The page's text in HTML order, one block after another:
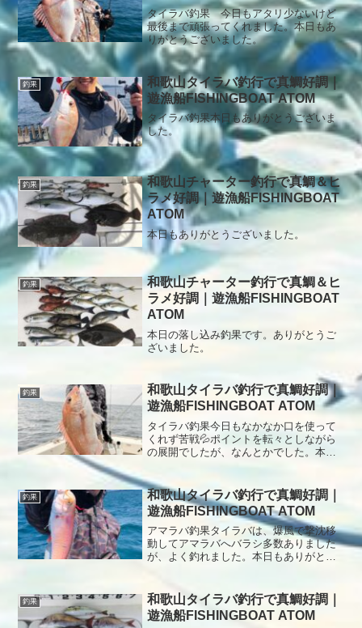
待ちしています。本日もありがとうござ
いました。
タイラバ釣果 今日もアタリ少ないけど
最後まで頑張ってくれました。本日もあ
りがとうございました。
釣果
和歌山タイラバ釣行で真鯛好調｜
遊漁船FISHINGBOAT ATOM
タイラバ釣果本日もありがとうございま
した。
釣果
和歌山チャーター釣行で真鯛＆ヒ
ラメ好調｜遊漁船FISHINGBOAT
ATOM
本日もありがとうございました。
釣果
和歌山チャーター釣行で真鯛＆ヒ
ラメ好調｜遊漁船FISHINGBOAT
ATOM
本日の落し込み釣果です。ありがとうご
ざいました。
釣果
和歌山タイラバ釣行で真鯛好調｜
遊漁船FISHINGBOAT ATOM
タイラバ釣果今日もなかなか口を使って
くれず苦戦💦ポイントを転々としながら
の展開でしたが、なんとかでした。本日
釣果
和歌山タイラバ釣行で真鯛好調｜
遊漁船FISHINGBOAT ATOM
アマラバ釣果タイラバは、爆風で撃沈移
動してアマラバへバラシ多数ありました
が、よく釣れました。本日もありがとう
釣果
和歌山タイラバ釣行で真鯛好調｜
遊漁船FISHINGBOAT ATOM